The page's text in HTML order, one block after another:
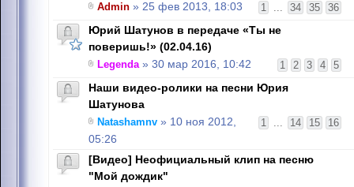
1 ... 34 35 36
Admin » 25 фев 2013, 18:03
Юрий Шатунов в передаче «Ты не
поверишь!» (02.04.16)
1 2 3 4 5
Legenda» 30 мар 2016, 10:42
Наши видео-ролики на песни Юрия
Шатунова
1 ... 14 15 16
Natashamnv » 10 ноя 2012,
05:26
[Видео] Неофициальный клип на песню
"Мой дождик"